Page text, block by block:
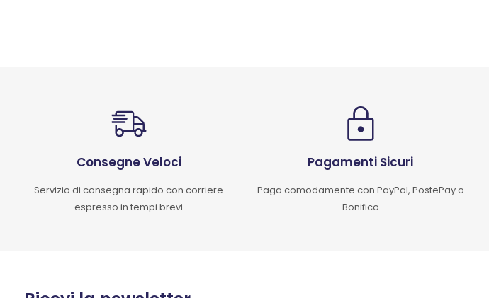
Consegne Veloci
Servizio di consegna rapido con corriere
espresso in tempi brevi
Pagamenti Sicuri
Paga comodamente con PayPal, PostePay o
Bonifico